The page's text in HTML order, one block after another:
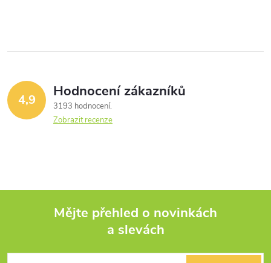
4,9 Hodnocení zákazníků
3193 hodnocení
Zobrazit recenze
Mějte přehled o novinkách
a slevách